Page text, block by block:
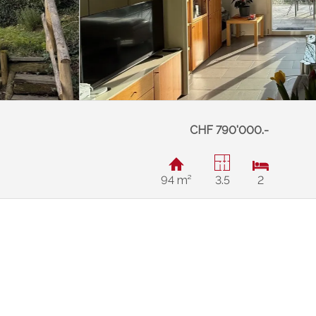
CHF 790'000.-
94 m² 3.5 2